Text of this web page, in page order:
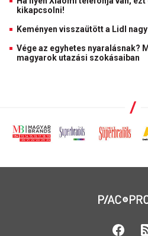
kikapcsolni!
Keményen visszaütött a Lidl
Vége az egyhetes nyaralásnak?
magyarok utazási szokásaiban